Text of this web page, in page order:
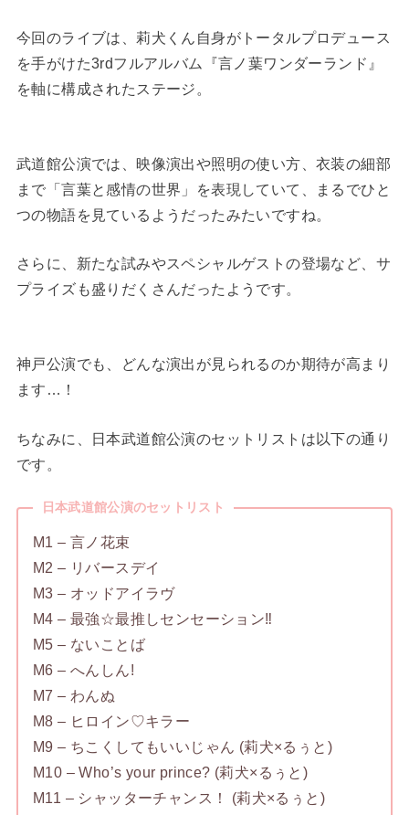
今回のライブは、莉犬くん自身がトータルプロデュース
を手がけた3rdフルアルバム『言ノ葉ワンダーランド』
を軸に構成されたステージ。
武道館公演では、映像演出や照明の使い方、衣装の細部
まで「言葉と感情の世界」を表現していて、まるでひと
つの物語を見ているようだったみたいですね。
さらに、新たな試みやスペシャルゲストの登場など、サ
プライズも盛りだくさんだったようです。
神戸公演でも、どんな演出が見られるのか期待が高まり
ます…！
ちなみに、日本武道館公演のセットリストは以下の通り
です。
日本武道館公演のセットリスト
M1 – 言ノ花束
M2 – リバースデイ
M3 – オッドアイラヴ
M4 – 最強☆最推しセンセーション‼
M5 – ないことば
M6 – へんしん!
M7 – わんぬ
M8 – ヒロイン♡キラー
M9 – ちこくしてもいいじゃん (莉犬×るぅと)
M10 – Who’s your prince? (莉犬×るぅと)
M11 – シャッターチャンス！ (莉犬×るぅと)